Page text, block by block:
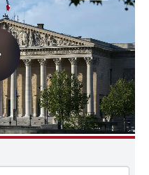
et la mobilité
du bureau de
franco-allemande
du bureau de l’Assemblée
du bureau de
franco-allemande
du bureau de l’Assemblée
fédéral des Transports
des Transports
des groupes
fédéral des Transports